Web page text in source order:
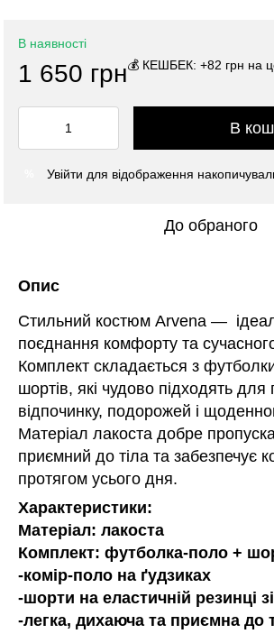
В наявності
1 650 грн💰 КЕШБЕК: +82 грн на
В
Увійти для відображення
До обраного
Опис
Стильний костюм Arvena —
поєднання комфорту та
Комплект складається з
шортів, які чудово підходять для
відпочинку, подорожей і
Матеріал лакоста добре
приємний до тіла та забезпечує
протягом усього дня.
Характеристики:
Матеріал: лакоста
Комплект: футболка-поло +
-комір-поло на ґудзиках
-шорти на еластичній резинці
-легка, дихаюча та приємна до